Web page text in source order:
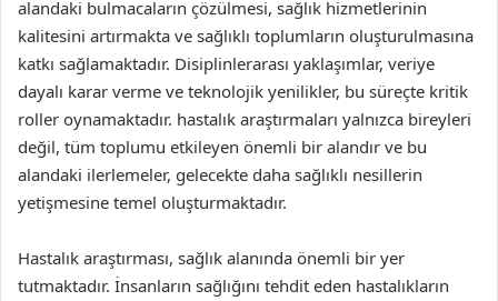
alandaki bulmacaların çözülmesi, sağlık hizmetlerinin
kalitesini artırmakta ve sağlıklı toplumların oluşturulmasına
katkı sağlamaktadır. Disiplinlerarası yaklaşımlar, veriye
dayalı karar verme ve teknolojik yenilikler, bu süreçte kritik
roller oynamaktadır. hastalık araştırmaları yalnızca bireyleri
değil, tüm toplumu etkileyen önemli bir alandır ve bu
alandaki ilerlemeler, gelecekte daha sağlıklı nesillerin
yetişmesine temel oluşturmaktadır.
Hastalık araştırması, sağlık alanında önemli bir yer
tutmaktadır. İnsanların sağlığını tehdit eden hastalıkların